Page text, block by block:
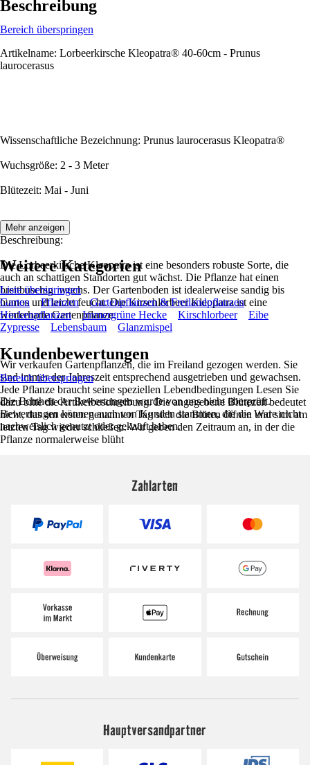
Beschreibung
Bereich überspringen
Artikelname: Lorbeerkirsche Kleopatra® 40-60cm - Prunus
laurocerasus
Wissenschaftliche Bezeichnung: Prunus laurocerasus Kleopatra®
Wuchsgröße: 2 - 3 Meter
Blütezeit: Mai - Juni
Beschreibung:
Die Lorbeerkirsche Kleopatra ist eine besonders robuste Sorte, die
auch an schattigen Standorten gut wächst. Die Pflanze hat einen
breitbuschig wuchs. Der Gartenboden ist idealerweise sandig bis
humos und leicht feucht. Die Kirschlorbeer Kleopatra ist eine
winterharte Gartenpflanze.
Wir verkaufen Gartenpflanzen, die im Freiland gezogen werden. Sie
sind immer der Jahreszeit entsprechend ausgetrieben und gewachsen.
Jede Pflanze braucht seine speziellen Lebendbedingungen Lesen Sie
dazu bitte die Artikelbeschreibung. Die angegebene Blütezeit bedeutet
nicht, das am ersten genannten Tag sich die Blüten öffnen und sich am
letzten Tag wieder schließen. Wir geben den Zeitraum an, in der die
Pflanze normalerweise blüht
Mehr anzeigen
Weitere Kategorien
Liste überspringen
Garten
Pflanzen
Gartenpflanzen & Freilandpflanzen
Heckenpflanzen
Immergrüne Hecke Kirschlorbeer
Eibe
Zypresse
Lebensbaum Glanzmispel
Kundenbewertungen
Bereich überspringen
Die Echtheit der Bewertungen wurde von uns nicht überprüft.
Bewertungen können auch von Kunden stammen, die die Ware nicht
nachweislich genutzt oder gekauft haben.
Zahlarten
Hauptversandpartner